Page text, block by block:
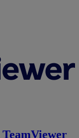
TeamViewer